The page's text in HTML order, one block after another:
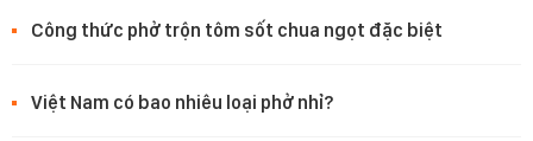
Công thức phở trộn tôm sốt chua ngọt đặc biệt
Việt Nam có bao nhiêu loại phở nhỉ?